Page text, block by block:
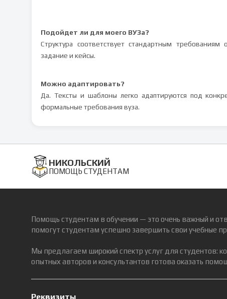
Подойдет ли для моего ВУЗа?
Структура соответствует стандартным
задание и кейсы.
Можно адаптировать?
Да. Тексты и шаблоны легко адаптируются под
формальные требования вуза.
НИКОЛЬСКИЙ
ПОМОЩЬ СТУДЕНТАМ
Помощь студентам в обучении — это очень важный и
помогут студентам успешно завершить свои учебные
Мы предлагаем широкий спектр услуг для студентов:
опытных авторов и консультантов готова оказать
Реквизиты